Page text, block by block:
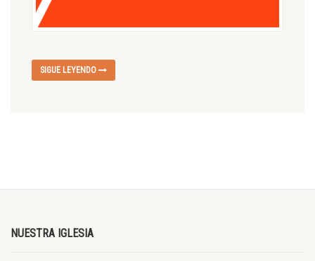
SIGUE LEYENDO
NUESTRA IGLESIA